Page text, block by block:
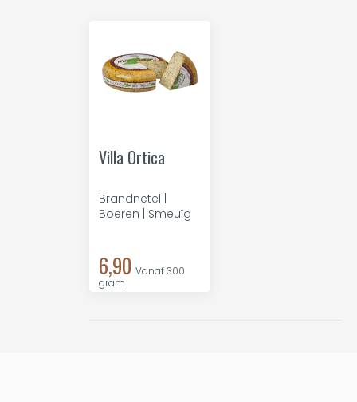
Villa Ortica
Brandnetel |
Boeren | Smeuïg
6,90 Vanaf 300
gram